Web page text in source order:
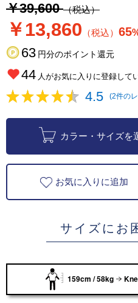
￥39,600（税込）
￥13,860 （税込） 65
63 円分のポイント還元
44 人がお気に入りに登録して
4.5 (2件の
カラー・サイズを
お気に入りに追加
サイズにお
159cm / 58kg